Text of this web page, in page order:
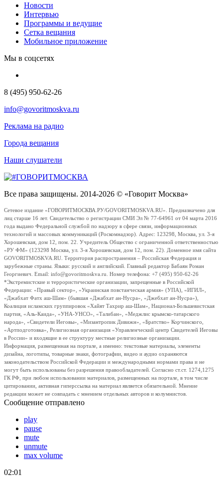
Новости
Интервью
Программы и ведущие
Сетка вещания
Мобильное приложение
Мы в соцсетях
8 (495) 950-62-26
info@govoritmoskva.ru
Реклама на радио
Города вещания
Наши слушатели
Все права защищены. 2014-2026 © «Говорит Москва»
Сетевое издание «ГОВОРИТМОСКВА.РУ/GOVORITMOSKVA.RU». Предназначено для
лиц старше 16 лет. Свидетельство о регистрации СМИ Эл № 77-64961 от 04 марта 2016
года выдано Федеральной службой по надзору в сфере связи, информационных
технологий и массовых коммуникаций (Роскомнадзор). Адрес: 123298, Москва, ул. 3-я
Хорошевская, дом 12, пом. 22. Учредитель Общество с ограниченной ответственностью
«РУ ФМ» (123298 Москва, ул. 3-я Хорошевская, дом 12, пом. 22). Доменное имя сайта
GOVORITMOSKVA.RU. Территория распространения – Российская Федерация и
зарубежные страны. Языки: русский и английский. Главный редактор Бабаян Роман
Георгиевич. Email: info@govoritmoskva.ru. Номер телефона: +7 (495) 950-62-26
*Экстремистские и террористические организации, запрещенные в Российской
Федерации: «Правый сектор», «Украинская повстанческая армия» (УПА), «ИГИЛ»,
«Джабхат Фатх аш-Шам» (бывшая «Джабхат ан-Нусра», «Джебхат ан-Нусра»),
Коалиция исламских группировок «Хайят Тахрир аш-Шам», Национал-Большевистская
партия, «Аль-Каида», «УНА-УНСО», «Талибан», «Меджлис крымско-татарского
народа», «Свидетели Иеговы», «Мизантропик Дивижн», «Братство» Корчинского,
«Артподготовка», Религиозная организация «Управленческий центр Свидетелей Иеговы
в России» и входящие в ее структуру местные религиозные организации.
Информация, размещенная на портале, а именно: текстовые материалы, элементы
дизайна, логотипы, товарные знаки, фотографии, видео и аудио охраняются
законодательством Российской Федерации и международными нормами права и не
могут быть использованы без разрешения правообладателей. Согласно ст.ст. 1274,1275
ГК РФ, при любом использовании материалов, размещенных на портале, в том числе
цитировании, активная гиперссылка на материал является обязательной. Мнение
редакции может не совпадать с мнением отдельных авторов и колумнистов.
Сообщение отправлено
play
pause
mute
unmute
max volume
02:01